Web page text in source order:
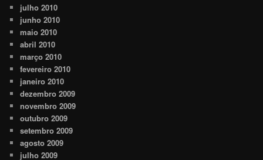
julho 2010
junho 2010
maio 2010
abril 2010
março 2010
fevereiro 2010
janeiro 2010
dezembro 2009
novembro 2009
outubro 2009
setembro 2009
agosto 2009
julho 2009